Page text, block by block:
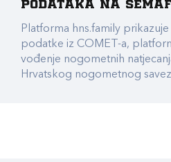
podataka na
Platforma hns.family
podatke iz COMET-a,
vođenje nogometnih
Hrvatskog nogometnog